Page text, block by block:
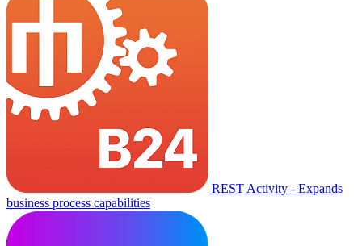
REST Activity - Expands
business process capabilities